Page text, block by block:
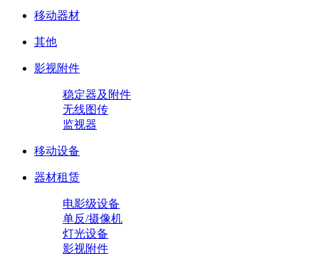
移动器材
其他
影视附件
稳定器及附件
无线图传
监视器
移动设备
器材租赁
电影级设备
单反/摄像机
灯光设备
影视附件